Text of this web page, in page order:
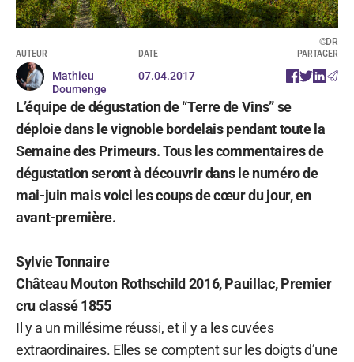
©DR
AUTEUR
Mathieu
Doumenge
DATE
07.04.2017
PARTAGER
L’équipe de dégustation de “Terre de Vins” se
déploie dans le vignoble bordelais pendant toute la
Semaine des Primeurs. Tous les commentaires de
dégustation seront à découvrir dans le numéro de
mai-juin mais voici les coups de cœur du jour, en
avant-première.
Sylvie Tonnaire
Château Mouton Rothschild 2016, Pauillac, Premier
cru classé 1855
Il y a un millésime réussi, et il y a les cuvées
extraordinaires. Elles se comptent sur les doigts d’une